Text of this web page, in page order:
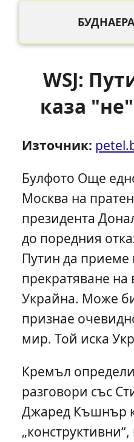
БУДНАЕРА
WSJ:
каза
Източник:
Булфото Още
Москва на
президента
до поредния
Путин да приеме
прекратяване
Украйна. Може
признае
мир. Той иска
Кремъл
разговори със
Джаред Къшнър